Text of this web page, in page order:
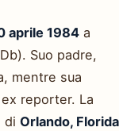
aprile 1984 a
Suo padre,
mentre sua
reporter. La
di Orlando, Florida